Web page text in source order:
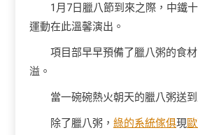
1月7日臘八節到來之際，中鐵
運動在此溫馨演出。
項目部早早預備了臘八粥的食
溢。
當一碗碗熱火朝天的臘八粥送
除了臘八粥， 綠的系統傢俱現